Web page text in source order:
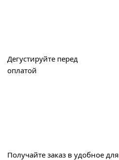
Дегустируйте перед
оплатой
Получайте заказ в удобное для